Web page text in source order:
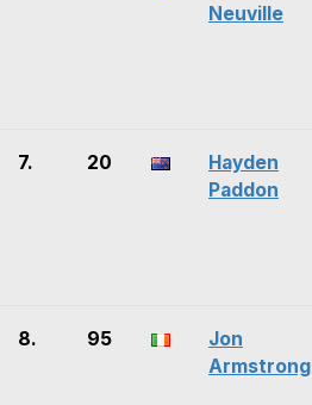
Neuville
7. 20
Hayden
Paddon
8. 95
Jon
Armstrong